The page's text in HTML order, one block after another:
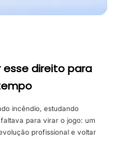
direito para
incêndio, estudando
para virar o jogo: um
profissional e voltar